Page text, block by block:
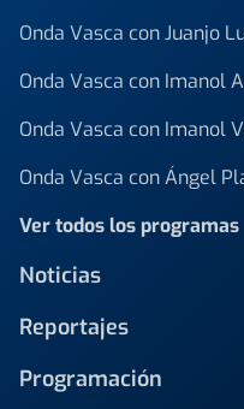
Onda Vasca con Juanjo
Onda Vasca con Imanol
Onda Vasca con Imanol
Onda Vasca con Ángel
Ver todos los programas
Noticias
Reportajes
Programación